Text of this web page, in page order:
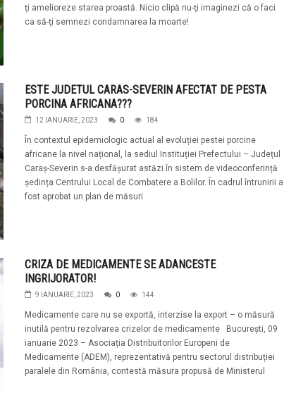
ţi amelioreze starea proastă. Nicio clipă nu-ţi imaginezi că o faci
ca să-ţi semnezi condamnarea la moarte!
ESTE JUDETUL CARAS-SEVERIN AFECTAT DE PESTA
PORCINA AFRICANA???
12 IANUARIE, 2023 0 184
În contextul epidemiologic actual al evoluției pestei porcine
africane la nivel național, la sediul Instituției Prefectului – Județul
Caraș-Severin s-a desfășurat astăzi în sistem de videoconferință
ședința Centrului Local de Combatere a Bolilor. În cadrul întrunirii a
fost aprobat un plan de măsuri
CRIZA DE MEDICAMENTE SE ADANCESTE
INGRIJORATOR!
9 IANUARIE, 2023 0 144
Medicamente care nu se exportă, interzise la export – o măsură
inutilă pentru rezolvarea crizelor de medicamente București, 09
ianuarie 2023 – Asociația Distribuitorilor Europeni de
Medicamente (ADEM), reprezentativă pentru sectorul distribuției
paralele din România, contestă măsura propusă de Ministerul